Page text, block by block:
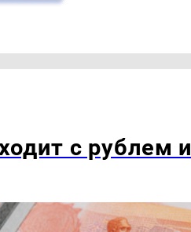
с рублем и